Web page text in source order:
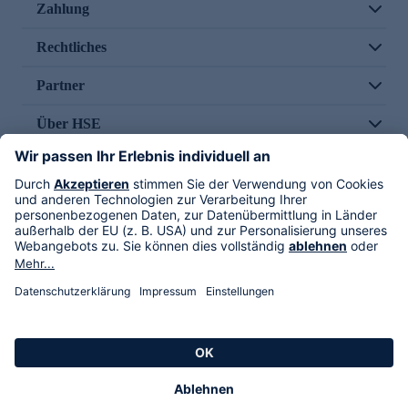
Zahlung
Rechtliches
Partner
Über HSE
Im TV
HSE International